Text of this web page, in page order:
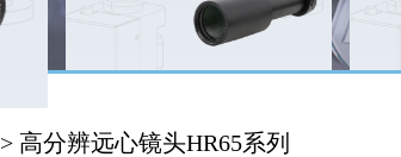
> 高分辨远心镜头HR65系列